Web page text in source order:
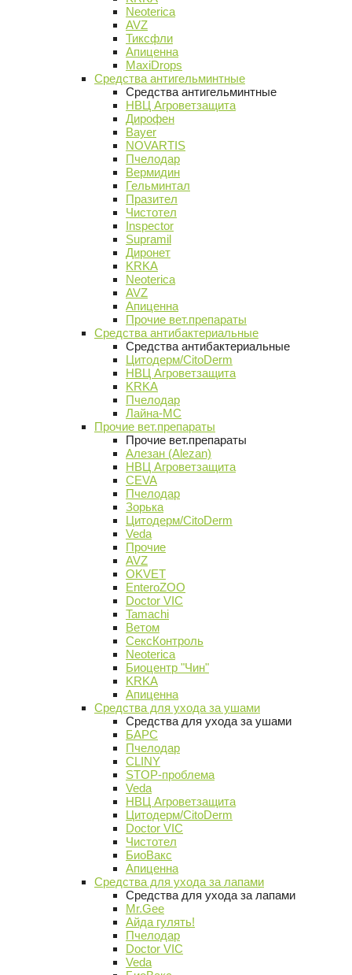
Neoterica
AVZ
Тиксфли
Апиценна
MaxiDrops
Средства антигельминтные
Средства антигельминтные
НВЦ Агроветзащита
Дирофен
Bayer
NOVARTIS
Пчелодар
Вермидин
Гельминтал
Празител
Чистотел
Inspector
Supramil
Диронет
KRKA
Neoterica
AVZ
Апиценна
Прочие вет.препараты
Средства антибактериальные
Средства антибактериальные
Цитодерм/CitoDerm
НВЦ Агроветзащита
KRKA
Пчелодар
Лайна-МС
Прочие вет.препараты
Прочие вет.препараты
Алезан (Alezan)
НВЦ Агроветзащита
CEVA
Пчелодар
Зорька
Цитодерм/CitoDerm
Veda
Прочие
AVZ
OKVET
EnteroZOO
Doctor VIC
Tamachi
Ветом
СексКонтроль
Neoterica
Биоцентр "Чин"
KRKA
Апиценна
Средства для ухода за ушами
Средства для ухода за ушами
БАРС
Пчелодар
CLINY
STOP-проблема
Veda
НВЦ Агроветзащита
Цитодерм/CitoDerm
Doctor VIC
Чистотел
БиоВакс
Апиценна
Средства для ухода за лапами
Средства для ухода за лапами
Mr.Gee
Айда гулять!
Пчелодар
Doctor VIC
Veda